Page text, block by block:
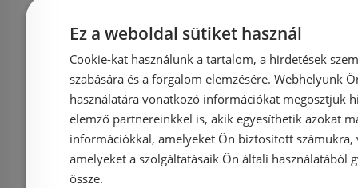
Azonosító: 215414
Cikkszám: 903915
219 000 Ft 208 050 Ft
Kosárba
240 000 Ft
Ez a weboldal sütiket használ
Cookie-kat használunk a tartalom, a hirdetések
szabására és a forgalom elemzésére. Webhelyünk
használatára vonatkozó információkat megosztjuk
elemző partnereinkkel is, akik egyesíthetik azokat
információkkal, amelyeket Ön biztosított számukra,
amelyeket a szolgáltatásaik Ön általi használatából
össze.